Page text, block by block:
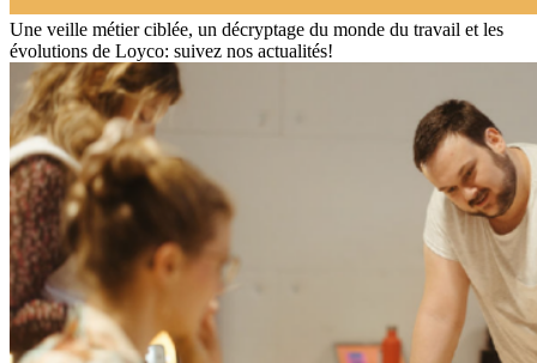
Une veille métier ciblée, un décryptage du monde du travail et les
évolutions de Loyco: suivez nos actualités!